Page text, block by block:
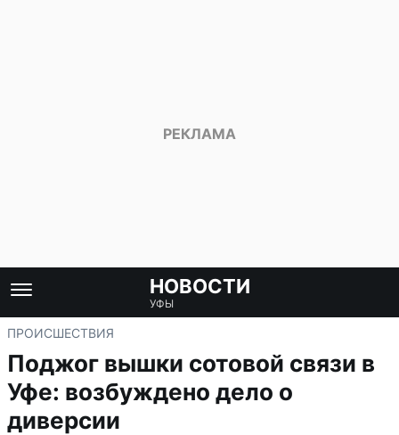
НОВОСТИ
УФЫ
ПРОИСШЕСТВИЯ
Поджог вышки сотовой связи в
Уфе: возбуждено дело о
диверсии